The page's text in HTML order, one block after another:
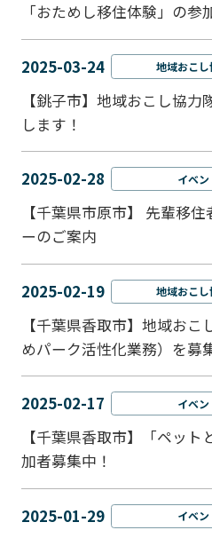
「おためし移住体験」の参
2025-03-24 地域おこ
【銚子市】地域おこし協
します！
2025-02-28 イベン
【千葉県市原市】 先輩移
ーのご案内
2025-02-19 地域おこ
【千葉県香取市】地域お
めパーク活性化業務）を募
2025-02-17 イベン
【千葉県香取市】「ペッ
加者募集中！
2025-01-29 イベン